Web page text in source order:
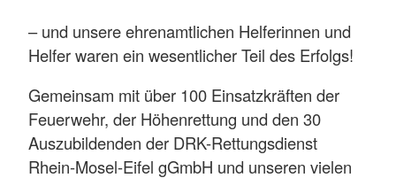
– und unsere ehrenamtlichen Helferinnen und
Helfer waren ein wesentlicher Teil des Erfolgs!
Gemeinsam mit über 100 Einsatzkräften der
Feuerwehr, der Höhenrettung und den 30
Auszubildenden der DRK-Rettungsdienst
Rhein-Mosel-Eifel gGmbH und unseren vielen